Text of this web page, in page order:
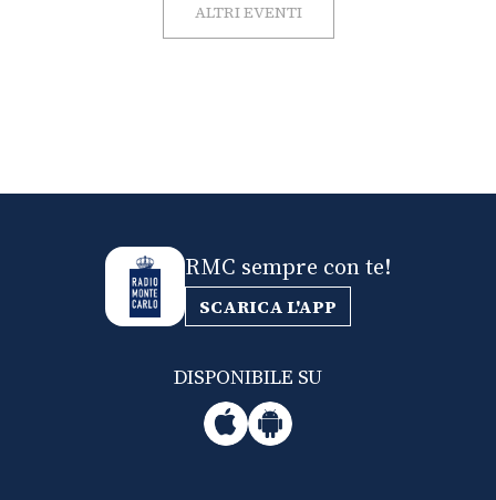
ALTRI EVENTI
RMC sempre con te!
SCARICA L'APP
DISPONIBILE SU